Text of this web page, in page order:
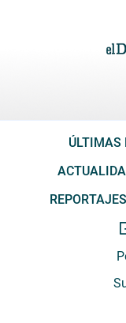
ÚLTIMAS
REPORTAJES